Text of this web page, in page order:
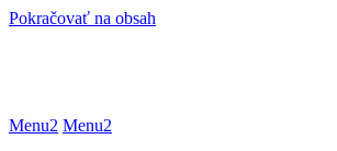
Pokračovať na obsah
Menu2 Menu2